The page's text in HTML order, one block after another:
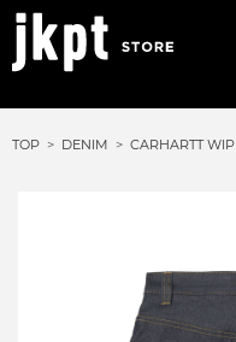
TOP DENIM CARHARTT WIP